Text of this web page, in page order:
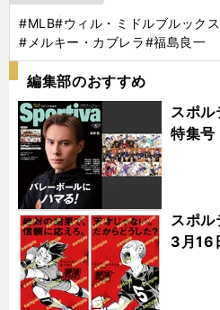
#MLB#ウィル・ミドルブルックス
#メルキー・カブレラ#福島良一
編集部のおすすめ
スポ
特集
スポ
3月16